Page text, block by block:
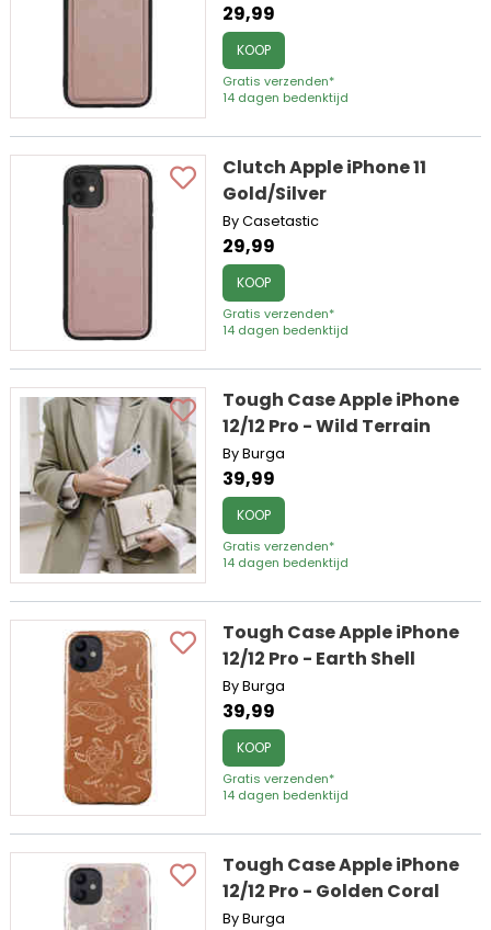
29,99
KOOP
Gratis verzenden*
14 dagen bedenktijd
Clutch Apple iPhone 11
Gold/Silver
By Casetastic
29,99
KOOP
Gratis verzenden*
14 dagen bedenktijd
Tough Case Apple iPhone
12/12 Pro - Wild Terrain
By Burga
39,99
KOOP
Gratis verzenden*
14 dagen bedenktijd
Tough Case Apple iPhone
12/12 Pro - Earth Shell
By Burga
39,99
KOOP
Gratis verzenden*
14 dagen bedenktijd
Tough Case Apple iPhone
12/12 Pro - Golden Coral
By Burga